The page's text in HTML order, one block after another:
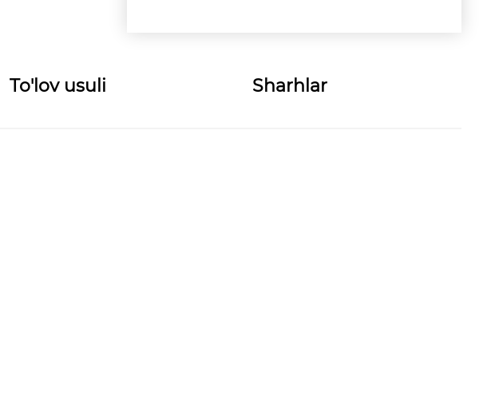
To'lov usuli Sharhlar